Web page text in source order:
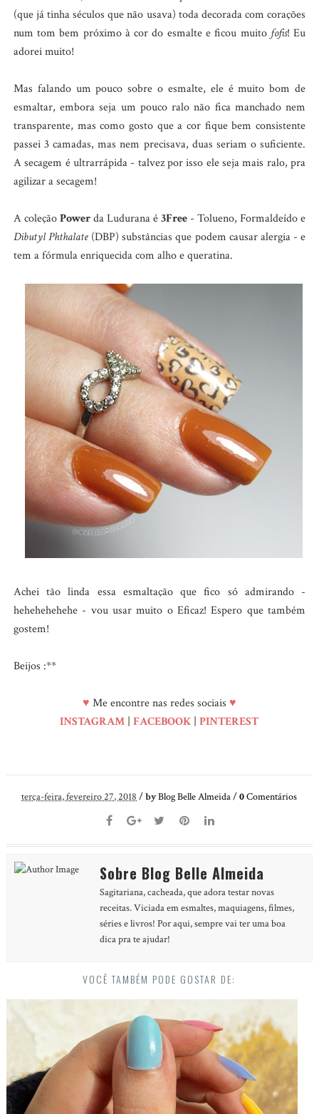
(que já tinha séculos que não usava) toda decorada com corações
num tom bem próximo à cor do esmalte e ficou muito fofis! Eu
adorei muito!
Mas falando um pouco sobre o esmalte, ele é muito bom de
esmaltar, embora seja um pouco ralo não fica manchado nem
transparente, mas como gosto que a cor fique bem consistente
passei 3 camadas, mas nem precisava, duas seriam o suficiente.
A secagem é ultrarrápida - talvez por isso ele seja mais ralo, pra
agilizar a secagem!
A coleçãoPowerda Ludurana é3Free -Tolueno, Formaldeído e
Dibutyl Phthalate (DBP) substâncias que podem causar alergia - e
tem a fórmula enriquecida com alho e queratina.
Achei tão linda essa esmaltação que fico só admirando -
hehehehehehe - vou usar muito o Eficaz! Espero que também
gostem!
Beijos :**
♥ Me encontre nas redes sociais ♥
INSTAGRAM |FACEBOOK |PINTEREST
terça-feira, fevereiro 27, 2018/byBlog Belle Almeida/0Comentários
Sobre Blog Belle Almeida
Sagitariana, cacheada, que adora testar novas
receitas. Viciada em esmaltes, maquiagens, filmes,
séries e livros! Por aqui, sempre vai ter uma boa
dica pra te ajudar!
VOCÊ TAMBÉM PODE GOSTAR DE: